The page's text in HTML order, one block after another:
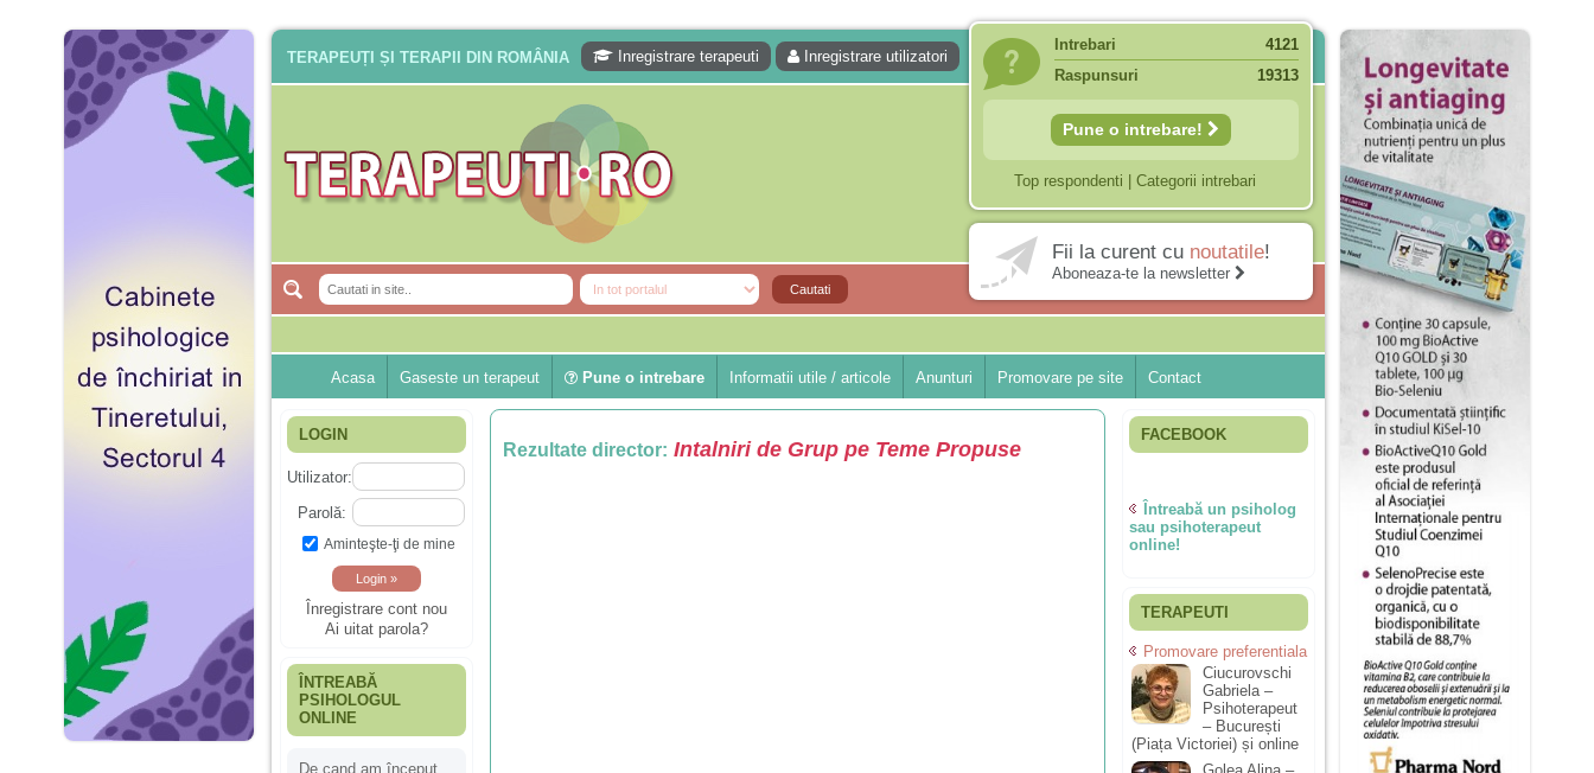
TERAPEUȚI ȘI TERAPII DIN ROMÂNIA Inregistrare terapeuti Inregistrare utilizatori
Intrebari
4121
Raspunsuri
19313
Pune o intrebare!
Top respondenti Categorii intrebari
Fii la curent cu noutatile!
Aboneaza-te la newsletter
Acasa Gaseste un terapeut Pune o intrebare Informatii utile / articole Anunturi Promovare pe site Contact
LOGIN
Utilizator:
Parolă:
Aminteşte-ţi de mine
Înregistrare cont nou
Ai uitat parola?
ÎNTREABĂ
PSIHOLOGUL
ONLINE
De cand am început
Rezultate director: Intalniri de Grup pe Teme Propuse
FACEBOOK
Întreabă un psiholog
sau psihoterapeut
online!
TERAPEUTI
Promovare preferentiala
Ciucurovschi
Gabriela –
Psihoterapeut
– București
(Piața Victoriei) și online